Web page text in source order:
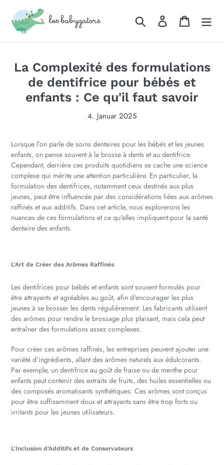
Inhalt
Suchen Einloggen
La Complexité des formulations
de dentifrice pour bébés et
enfants : Ce qu'il faut savoir
4. Januar 2025
Lorsque l’on parle de soins dentaires pour les bébés et les jeunes
enfants, on pense souvent à la brosse à dents et au dentifrice.
Cependant, derrière ces produits quotidiens se cache une science
complexe qui mérite une attention particulière. En particulier, la
formulation des dentifrices, notamment ceux destinés aux plus
jeunes, peut être influencée par des considérations liées aux arômes
raffinés et aux additifs. Dans cet article, nous explorerons les
nuances de ces formulations et ce qu'elles impliquent pour la santé
dentaire des enfants.
L'Art de Créer des Arômes Raffinés
Les dentifrices pour bébés et enfants sont souvent formulés pour
être attrayants et agréables au goût, afin d'encourager les plus
jeunes à se brosser les dents régulièrement. Les fabricants utilisent
des arômes pour rendre le brossage plus plaisant, mais cela peut
entraîner des formulations assez complexes.
Pour créer ces arômes raffinés, les entreprises peuvent ajouter une
variété d’ingrédients, allant des arômes naturels aux édulcorants.
Par exemple, un dentifrice au goût de fraise ou de menthe pour
enfants peut contenir des extraits de fruits, des huiles essentielles ou
des composés aromatisants synthétiques. Ces arômes sont conçus
pour être suffisamment doux et attrayants sans être trop forts ou
irritants pour les jeunes utilisateurs.
L'Inclusion d'Additifs et de Conservateurs